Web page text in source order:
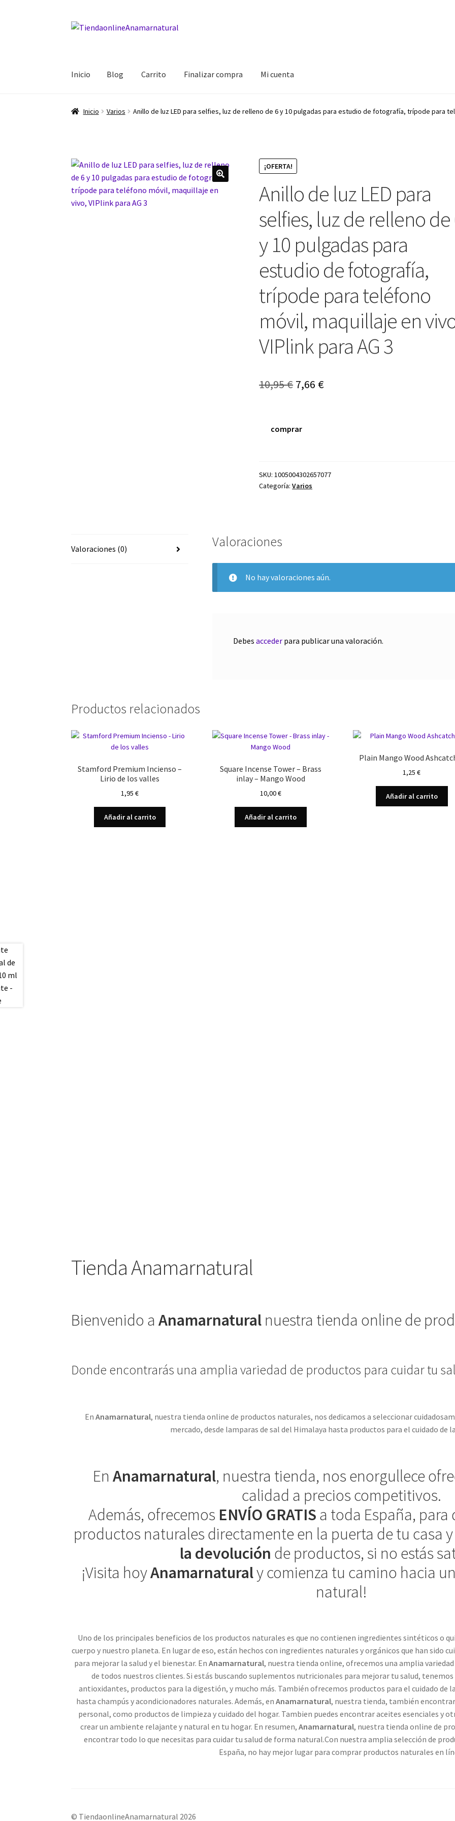
Ir
Ir
Inicio Blog Carrito Finalizar compra Mi cuenta
Inicio BlogCarrito Finalizar compra Mi cuenta
Inicio Varios Anillo de luz LED para selfies, luz de relleno de 6 y 10 pulgadas para estudio de fotografía, trípode para
¡OFERTA!
Anillo de luz LED para
selfies, luz de relleno de
y 10 pulgadas para
estudio de fotografía,
trípode para teléfono
móvil, maquillaje en
VIPlink para AG 3
10,95€ El
7,66 €El
comprar
SKU:1005004302657077
Categoría:Varios
Valoraciones (0) Valoraciones
No hay valoraciones aún.
Debesacceder para publicar una valoración.
Productos relacionados
Stamford Premium Incienso –
Lirio de los valles
1,95€
Añadir al carrito
Square Incense Tower – Brass
inlay – Mango Wood
10,00€
Añadir al carrito
Plain Mango Wood
1,25€
Añadir al carrito
Tienda Anamarnatural
Bienvenido aAnamarnatural nuestra tienda online de
Donde encontrarás una amplia variedad de productos para cuidar tu
En Anamarnatural, nuestra tienda online de productos naturales, nos dedicamos a seleccionar
mercado, desde lamparas de sal del Himalaya hasta productos para el cuidado de
En Anamarnatural, nuestra tienda, nos enorgullece
calidad a precios competitivos.
Además, ofrecemos ENVÍO GRATIS a toda España,
productos naturales directamente en la puerta de tu casa y
la devolución de productos, si no estás
¡Visita hoyAnamarnaturaly comienza tu camino hacia
natural!
Uno de los principales beneficios de los productos naturales es que no contienen ingredientes sintéticos o
cuerpo y nuestro planeta. En lugar de eso, están hechos con ingredientes naturales y orgánicos que han sido
para mejorar la salud y el bienestar. En Anamarnatural, nuestra tienda online, ofrecemos una amplia
de todos nuestros clientes. Si estás buscando suplementos nutricionales para mejorar tu salud,
antioxidantes, productos para la digestión, y mucho más. También ofrecemos productos para el cuidado de
hasta champús y acondicionadores naturales. Además, en Anamarnatural, nuestra tienda, también
personal, como productos de limpieza y cuidado del hogar. Tambien puedes encontrar aceites esenciales y
crear un ambiente relajante y natural en tu hogar. En resumen, Anamarnatural, nuestra tienda online de
encontrar todo lo que necesitas para cuidar tu salud de forma natural.Con nuestra amplia selección de
España, no hay mejor lugar para comprar productos naturales en
© TiendaonlineAnamarnatural 2026